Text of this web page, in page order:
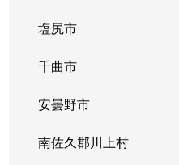
塩尻市
千曲市
安曇野市
南佐久郡川上村